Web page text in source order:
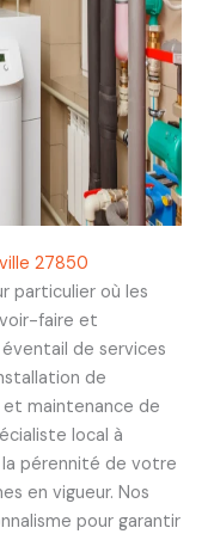
27850
particulier où les
faire et
de services
de
maintenance de
local à
la pérennité de votre
en vigueur. Nos
pour garantir